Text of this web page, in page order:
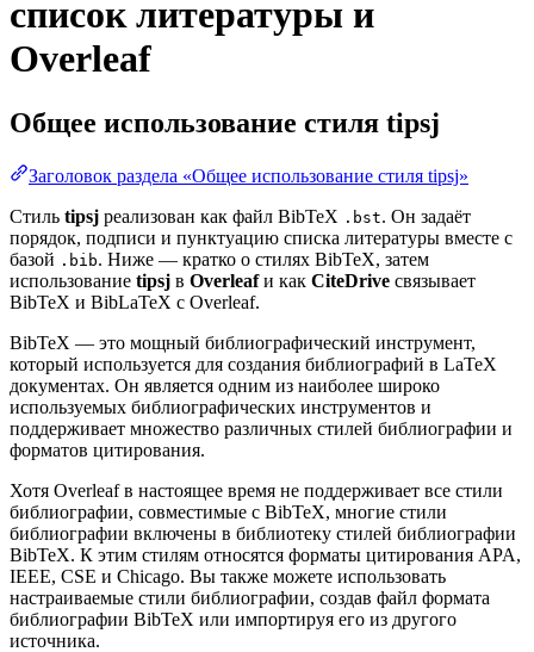
список литературы и
Overleaf
Общее использование стиля tipsj
Заголовок раздела «Общее использование стиля tipsj»
Стиль tipsj реализован как файл BibTeX .bst. Он задаёт
порядок, подписи и пунктуацию списка литературы вместе с
базой .bib. Ниже — кратко о стилях BibTeX, затем
использование tipsj в Overleafи как CiteDrive связывает
BibTeX и BibLaTeX с Overleaf.
BibTeX — это мощный библиографический инструмент,
который используется для создания библиографий в LaTeX
документах. Он является одним из наиболее широко
используемых библиографических инструментов и
поддерживает множество различных стилей библиографии и
форматов цитирования.
Хотя Overleaf в настоящее время не поддерживает все стили
библиографии, совместимые с BibTeX, многие стили
библиографии включены в библиотеку стилей библиографии
BibTeX. К этим стилям относятся форматы цитирования APA,
IEEE, CSE и Chicago. Вы также можете использовать
настраиваемые стили библиографии, создав файл формата
библиографии BibTeX или импортируя его из другого
источника.